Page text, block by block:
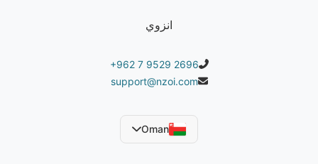
انزوي
+962 7 9529 2696
support@nzoi.com
Oman